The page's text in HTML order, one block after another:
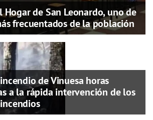
Hogar de San Leonardo, uno de
frecuentados de la población
de Vinuesa horas
a la rápida intervención de los